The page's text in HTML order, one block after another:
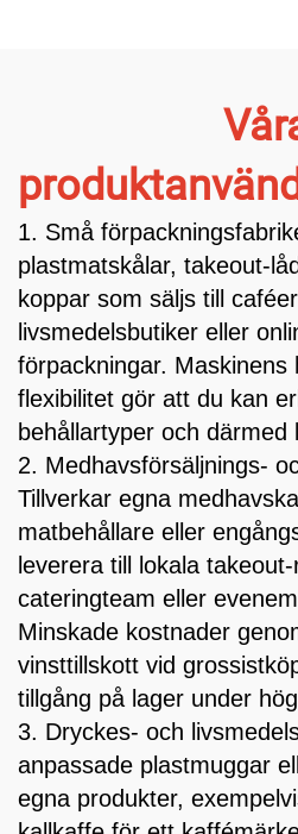
1. Små
plastmatskålar, takeout-
koppar som säljs till
livsmedelsbutiker eller
förpackningar. Maskinens
flexibilitet gör att du kan
behållartyper och därmed
2. Medhavsförsäljnings-
Tillverkar egna
matbehållare eller
leverera till lokala
cateringteam eller
Minskade kostnader
vinsttillskott vid
tillgång på lager under
3. Dryckes- och
anpassade plastmuggar
egna produkter,